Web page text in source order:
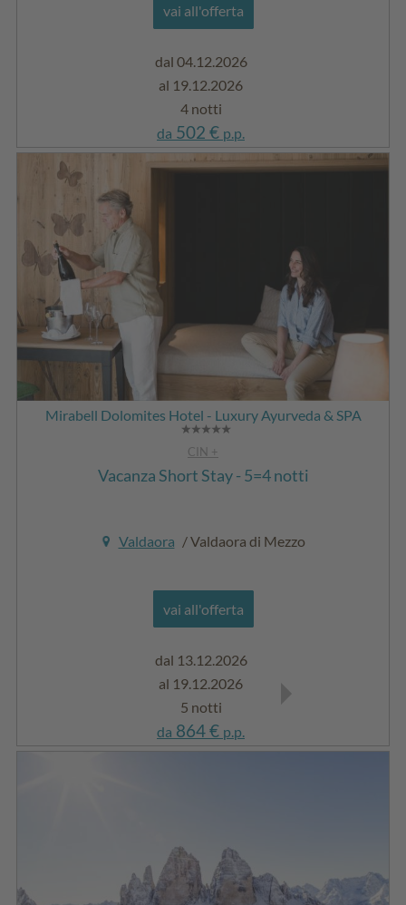
vai all'offerta
dal 04.12.2026
al 19.12.2026
4 notti
da 502 € p.p.
Mirabell Dolomites Hotel - Luxury Ayurveda & SPA
CIN +
Vacanza Short Stay - 5=4 notti
Valdaora / Valdaora di Mezzo
vai all'offerta
dal 13.12.2026
al 19.12.2026
5 notti
da 864 € p.p.